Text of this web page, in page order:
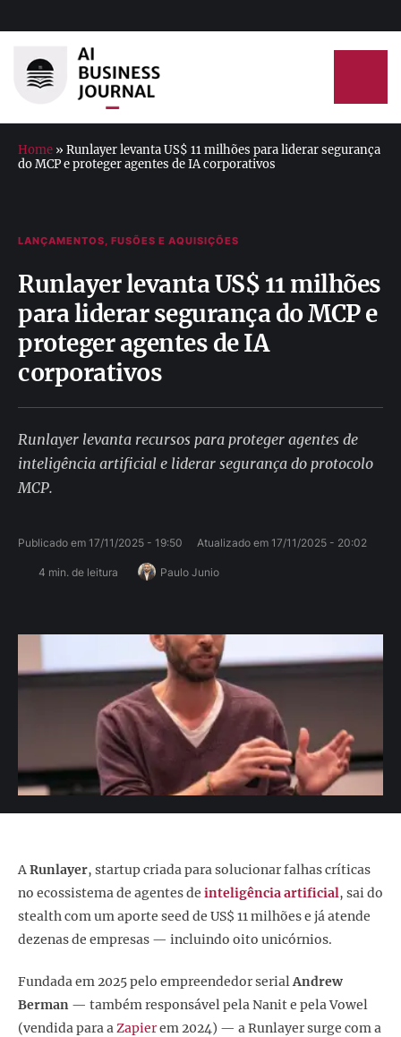
Home » Runlayer levanta US$ 11 milhões para liderar segurança
do MCP e proteger agentes de IA corporativos
LANÇAMENTOS, FUSÕES E AQUISIÇÕES
Runlayer levanta US$ 11 milhões
para liderar segurança do MCP e
proteger agentes de IA
corporativos
Runlayer levanta recursos para proteger agentes de
inteligência artificial e liderar segurança do protocolo
MCP.
Publicado em 17/11/2025 - 19:50 Atualizado em 17/11/2025 - 20:02
4 min. de leitura Paulo Junio
ARunlayer, startup criada para solucionar falhas críticas
no ecossistema de agentes de inteligência artificial, sai do
stealth com um aporte seed de US$ 11 milhões e já atende
dezenas de empresas — incluindo oito unicórnios.
Fundada em 2025 pelo empreendedor serialAndrew
Berman — também responsável pela Nanit e pela Vowel
(vendida para aZapierem 2024) — a Runlayer surge com a